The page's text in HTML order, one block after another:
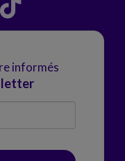
informés